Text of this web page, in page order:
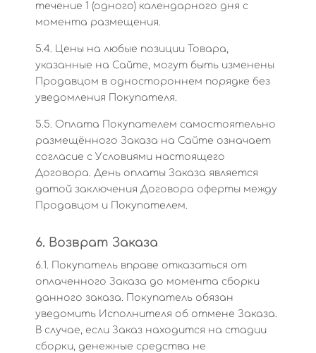
течение 1 (одного) календарного дня с
момента размещения.
5.4. Цены на любые позиции Товара,
указанные на Сайте, могут быть изменены
Продавцом в одностороннем порядке без
уведомления Покупателя.
5.5. Оплата Покупателем самостоятельно
размещённого Заказа на Сайте означает
согласие с Условиями настоящего
Договора. День оплаты Заказа является
датой заключения Договора оферты между
Продавцом и Покупателем.
6. Возврат Заказа
6.1. Покупатель вправе отказаться от
оплаченного Заказа до момента сборки
данного заказа. Покупатель обязан
уведомить Исполнителя об отмене Заказа.
В случае, если Заказ находится на стадии
сборки, денежные средства не